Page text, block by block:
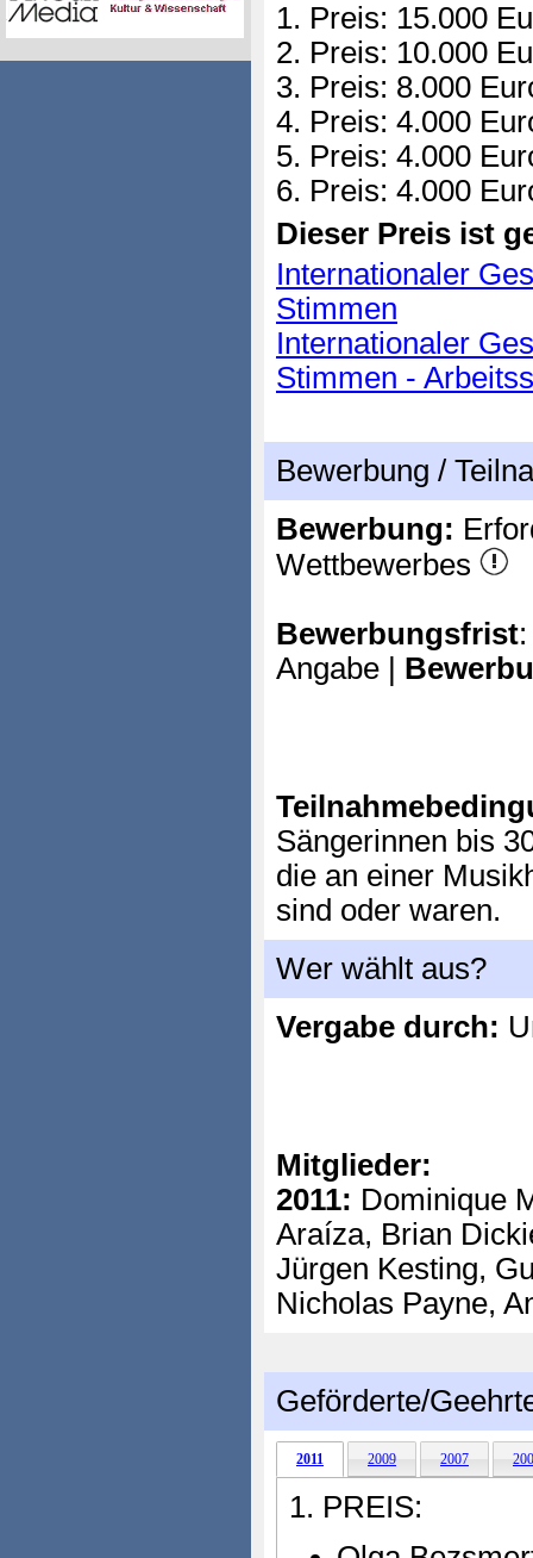
1. Preis: 15.000
2. Preis: 10.000
3. Preis: 8.000
4. Preis: 4.000
5. Preis: 4.000
6. Preis: 4.000
Dieser Preis ist
Internationaler
Stimmen
Internationaler
Stimmen -
Bewerbung /
Bewerbung:
Wettbewerbes
Bewerbungsfrist
Angabe |
Sängerinnen bis
die an einer
sind oder waren.
Wer wählt aus?
Vergabe durch:
Mitglieder:
2011: Dominique
Araíza, Brian
Jürgen Kesting,
Nicholas Payne,
Geförderte/
2011 2009 2007
1. PREIS: